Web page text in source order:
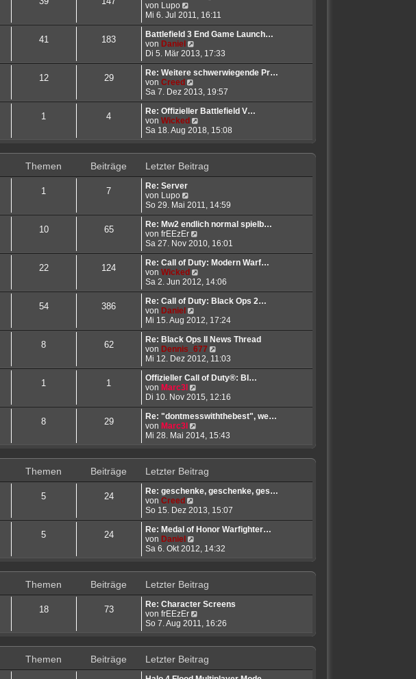
e
i
t
g
e
r
e
i
t
a
g
von Lupo
e
u
e
s
t
e
r
B
e
i
t
r
a
Mi 6. Jul 2011, 16:11
41 183
Battlefield 3 End Game Launch…
von Daniel
e
u
e
t
e
r
B
e
a
g
Di 5. Mär 2013, 17:33
12 29
Re: Weitere schwerwiegende Pr…
von Creed
e
u
e
s
t
e
i
a
g
Sa 7. Dez 2013, 19:57
1 4
Re: Offizieller Battlefield V…
von Wicked
e
t
e
e
i
t
a
g
Sa 18. Aug 2018, 15:08
Themen Beiträge
Letzter Beitrag
1 7
Re: Server
von Lupo
e
u
e
s
t
e
r
B
e
i
t
r
a
g
So 29. Mai 2011, 14:59
10 65
Re: Mw2 endlich normal spielb…
von frEEzEr
e
u
e
t
e
r
e
i
t
r
a
g
Sa 27. Nov 2010, 16:01
22 124
Re: Call of Duty: Modern Warf…
von Wicked
e
u
e
t
e
r
B
e
i
t
a
g
Sa 2. Jun 2012, 14:06
54 386
Re: Call of Duty: Black Ops 2…
von Daniel
e
u
e
s
t
e
r
B
e
i
t
r
a
Mi 15. Aug 2012, 17:24
8 62
Re: Black Ops II News Thread
von Dennis_677
e
u
e
t
e
r
e
g
Mi 12. Dez 2012, 11:03
1 1
Offizieller Call of Duty®: Bl…
von Marc3l
e
u
e
t
e
i
t
a
g
Di 10. Nov 2015, 12:16
8 29
Re: "dontmesswiththebest", we…
von Marc3l
e
t
e
r
e
i
t
a
g
Mi 28. Mai 2014, 15:43
Themen Beiträge
Letzter Beitrag
5 24
Re: geschenke, geschenke, ges…
von Creed
e
u
e
t
e
i
t
r
a
g
So 15. Dez 2013, 15:07
5 24
Re: Medal of Honor Warfighter…
von Daniel
e
t
e
r
B
e
i
t
a
g
Sa 6. Okt 2012, 14:32
Themen Beiträge
Letzter Beitrag
18 73
Re: Character Screens
von frEEzEr
e
t
e
So 7. Aug 2011, 16:26
Themen Beiträge
Letzter Beitrag